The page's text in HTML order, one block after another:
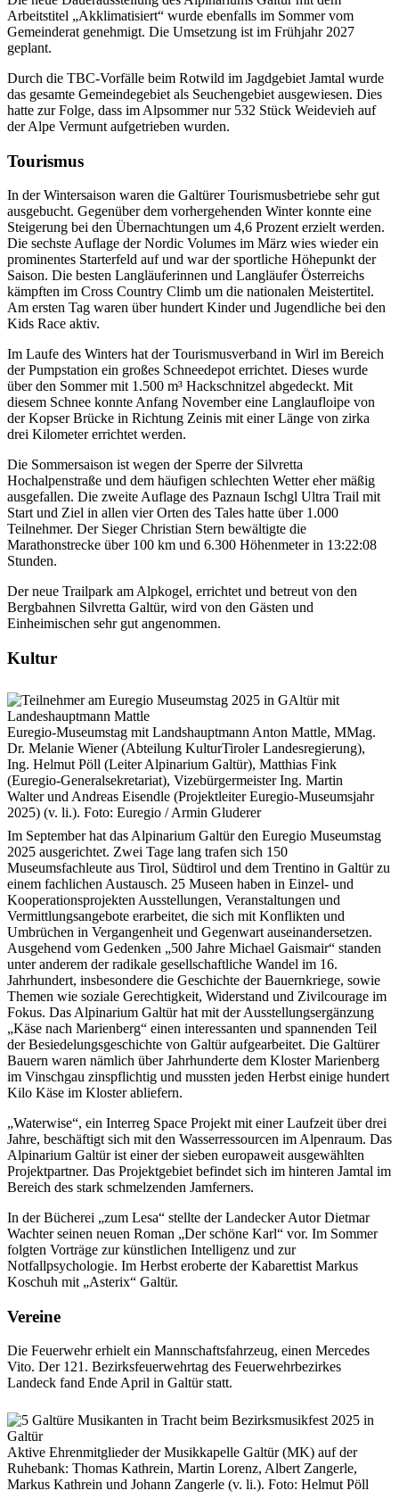
Arbeitstitel „Akklimatisiert“ wurde ebenfalls im Sommer vom
Gemeinderat genehmigt. Die Umsetzung ist im Frühjahr 2027
geplant.
Durch die TBC-Vorfälle beim Rotwild im Jagdgebiet Jamtal wurde
das gesamte Gemeindegebiet als Seuchengebiet ausgewiesen. Dies
hatte zur Folge, dass im Alpsommer nur 532 Stück Weidevieh auf
der Alpe Vermunt aufgetrieben wurden.
Tourismus
In der Wintersaison waren die Galtürer Tourismusbetriebe sehr gut
ausgebucht. Gegenüber dem vorhergehenden Winter konnte eine
Steigerung bei den Übernachtungen um 4,6 Prozent erzielt werden.
Die sechste Auflage der Nordic Volumes im März wies wieder ein
prominentes Starterfeld auf und war der sportliche Höhepunkt der
Saison. Die besten Langläuferinnen und Langläufer Österreichs
kämpften im Cross Country Climb um die nationalen Meistertitel.
Am ersten Tag waren über hundert Kinder und Jugendliche bei den
Kids Race aktiv.
Im Laufe des Winters hat der Tourismusverband in Wirl im Bereich
der Pumpstation ein großes Schneedepot errichtet. Dieses wurde
über den Sommer mit 1.500 m³ Hackschnitzel abgedeckt. Mit
diesem Schnee konnte Anfang November eine Langlaufloipe von
der Kopser Brücke in Richtung Zeinis mit einer Länge von zirka
drei Kilometer errichtet werden.
Die Sommersaison ist wegen der Sperre der Silvretta
Hochalpenstraße und dem häufigen schlechten Wetter eher mäßig
ausgefallen. Die zweite Auflage des Paznaun Ischgl Ultra Trail mit
Start und Ziel in allen vier Orten des Tales hatte über 1.000
Teilnehmer. Der Sieger Christian Stern bewältigte die
Marathonstrecke über 100 km und 6.300 Höhenmeter in 13:22:08
Stunden.
Der neue Trailpark am Alpkogel, errichtet und betreut von den
Bergbahnen Silvretta Galtür, wird von den Gästen und
Einheimischen sehr gut angenommen.
Kultur
Euregio-Museumstag mit Landshauptmann Anton Mattle, MMag.
Dr. Melanie Wiener (Abteilung KulturTiroler Landesregierung),
Ing. Helmut Pöll (Leiter Alpinarium Galtür), Matthias Fink
(Euregio-Generalsekretariat), Vizebürgermeister Ing. Martin
Walter und Andreas Eisendle (Projektleiter Euregio-Museumsjahr
2025) (v. li.). Foto: Euregio / Armin Gluderer
Im September hat das Alpinarium Galtür den Euregio Museumstag
2025 ausgerichtet. Zwei Tage lang trafen sich 150
Museumsfachleute aus Tirol, Südtirol und dem Trentino in Galtür zu
einem fachlichen Austausch. 25 Museen haben in Einzel- und
Kooperationsprojekten Ausstellungen, Veranstaltungen und
Vermittlungsangebote erarbeitet, die sich mit Konflikten und
Umbrüchen in Vergangenheit und Gegenwart auseinandersetzen.
Ausgehend vom Gedenken „500 Jahre Michael Gaismair“ standen
unter anderem der radikale gesellschaftliche Wandel im 16.
Jahrhundert, insbesondere die Geschichte der Bauernkriege, sowie
Themen wie soziale Gerechtigkeit, Widerstand und Zivilcourage im
Fokus. Das Alpinarium Galtür hat mit der Ausstellungsergänzung
„Käse nach Marienberg“ einen interessanten und spannenden Teil
der Besiedelungsgeschichte von Galtür aufgearbeitet. Die Galtürer
Bauern waren nämlich über Jahrhunderte dem Kloster Marienberg
im Vinschgau zinspflichtig und mussten jeden Herbst einige hundert
Kilo Käse im Kloster abliefern.
„Waterwise“, ein Interreg Space Projekt mit einer Laufzeit über drei
Jahre, beschäftigt sich mit den Wasserressourcen im Alpenraum. Das
Alpinarium Galtür ist einer der sieben europaweit ausgewählten
Projektpartner. Das Projektgebiet befindet sich im hinteren Jamtal im
Bereich des stark schmelzenden Jamferners.
In der Bücherei „zum Lesa“ stellte der Landecker Autor Dietmar
Wachter seinen neuen Roman „Der schöne Karl“ vor. Im Sommer
folgten Vorträge zur künstlichen Intelligenz und zur
Notfallpsychologie. Im Herbst eroberte der Kabarettist Markus
Koschuh mit „Asterix“ Galtür.
Vereine
Die Feuerwehr erhielt ein Mannschaftsfahrzeug, einen Mercedes
Vito. Der 121. Bezirksfeuerwehrtag des Feuerwehrbezirkes
Landeck fand Ende April in Galtür statt.
Aktive Ehrenmitglieder der Musikkapelle Galtür (MK) auf der
Ruhebank: Thomas Kathrein, Martin Lorenz, Albert Zangerle,
Markus Kathrein und Johann Zangerle (v. li.). Foto: Helmut Pöll